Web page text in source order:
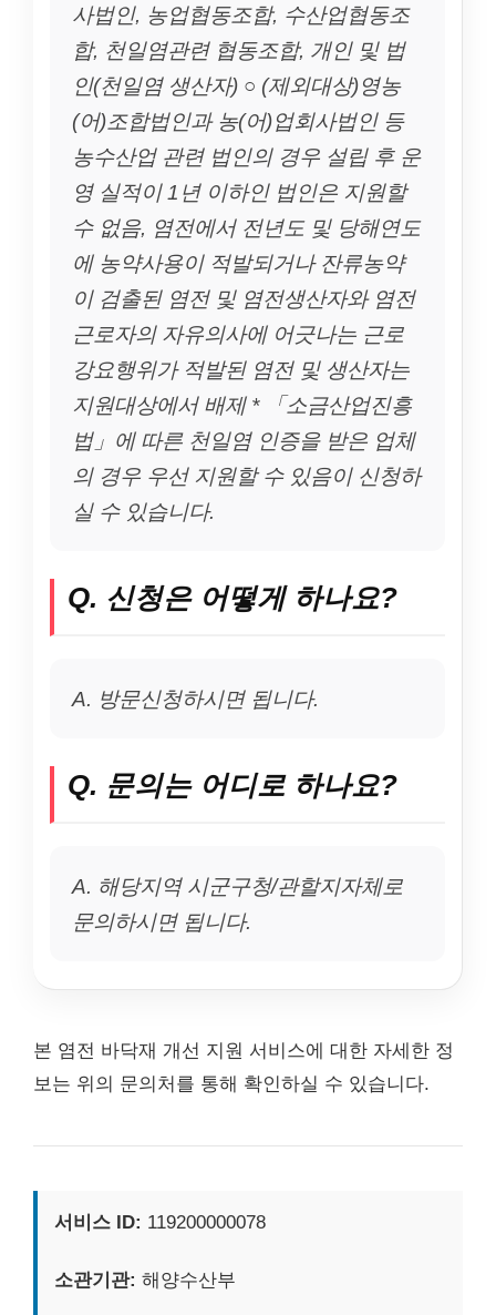
사법인, 농업협동조합, 수산업협동조
합, 천일염관련 협동조합, 개인 및 법
인(천일염 생산자) ○ (제외대상)영농
(어)조합법인과 농(어)업회사법인 등
농수산업 관련 법인의 경우 설립 후 운
영 실적이 1년 이하인 법인은 지원할
수 없음, 염전에서 전년도 및 당해연도
에 농약사용이 적발되거나 잔류농약
이 검출된 염전 및 염전생산자와 염전
근로자의 자유의사에 어긋나는 근로
강요행위가 적발된 염전 및 생산자는
지원대상에서 배제 * 「소금산업진흥
법」에 따른 천일염 인증을 받은 업체
의 경우 우선 지원할 수 있음이 신청하
실 수 있습니다.
Q. 신청은 어떻게 하나요?
A. 방문신청하시면 됩니다.
Q. 문의는 어디로 하나요?
A. 해당지역 시군구청/관할지자체로
문의하시면 됩니다.
본 염전 바닥재 개선 지원 서비스에 대한 자세한 정
보는 위의 문의처를 통해 확인하실 수 있습니다.
서비스 ID: 119200000078
소관기관: 해양수산부